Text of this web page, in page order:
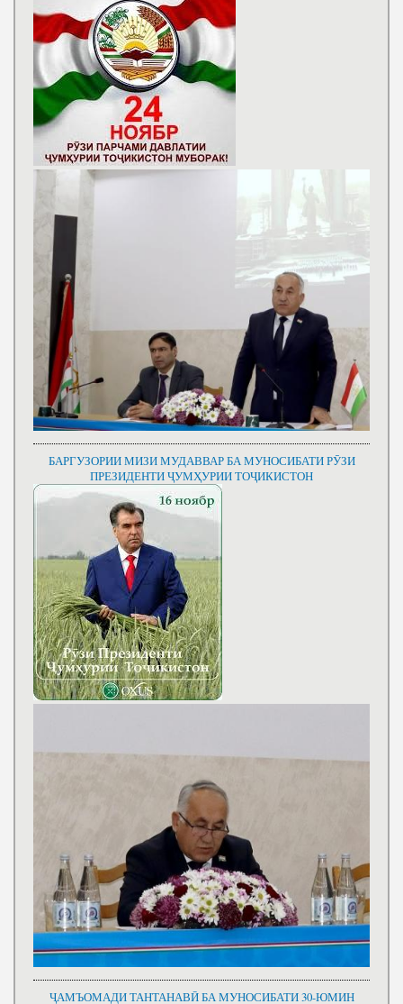
БАРГУЗОРИИ МИЗИ МУДАВВАР БА МУНОСИБАТИ РӮЗИ
ПРЕЗИДЕНТИ ҶУМҲУРИИ ТОҶИКИСТОН
ҶАМЪОМАДИ ТАНТАНАВӢ БА МУНОСИБАТИ 30-ЮМИН